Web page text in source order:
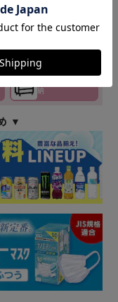
授乳・食事
納
▼